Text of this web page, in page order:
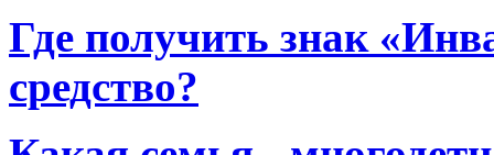
Где получить знак
средство?